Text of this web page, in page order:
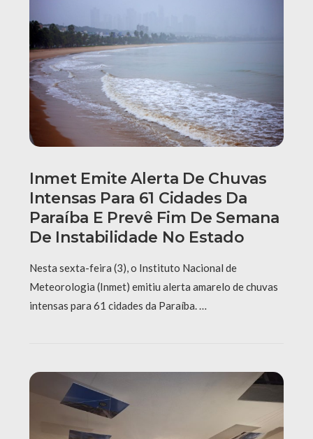
Inmet Emite Alerta De Chuvas
Intensas Para 61 Cidades Da
Paraíba E Prevê Fim De Semana
De Instabilidade No Estado
Nesta sexta-feira (3), o Instituto Nacional de
Meteorologia (Inmet) emitiu alerta amarelo de chuvas
intensas para 61 cidades da Paraíba. …